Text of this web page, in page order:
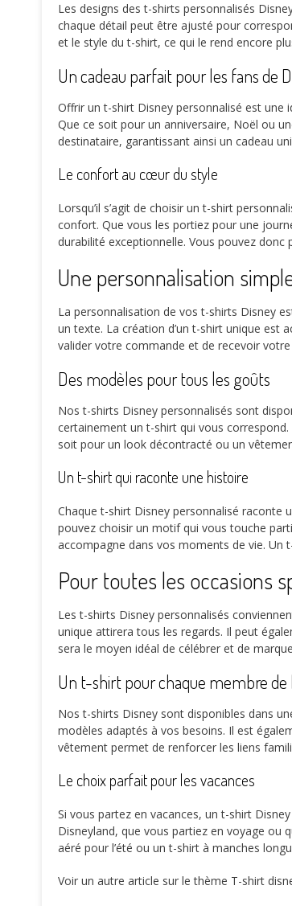
Les designs des t-shirts personnalisés
chaque détail peut être ajusté pour
et le style du t-shirt, ce qui le rend encore
Un cadeau parfait pour les fans de
Offrir un t-shirt Disney personnalisé est une
Que ce soit pour un anniversaire, Noël ou
destinataire, garantissant ainsi un cadeau
Le confort au cœur du style
Lorsqu’il s’agit de choisir un t-shirt
confort. Que vous les portiez pour une
durabilité exceptionnelle. Vous pouvez
Une personnalisation
La personnalisation de vos t-shirts Disney
un texte. La création d’un t-shirt unique est
valider votre commande et de recevoir
Des modèles pour tous les goûts
Nos t-shirts Disney personnalisés sont
certainement un t-shirt qui vous
soit pour un look décontracté ou un
Un t-shirt qui raconte une histoire
Chaque t-shirt Disney personnalisé raconte
pouvez choisir un motif qui vous touche
accompagne dans vos moments de vie. Un
Pour toutes les occasions
Les t-shirts Disney personnalisés
unique attirera tous les regards. Il peut
sera le moyen idéal de célébrer et de
Un t-shirt pour chaque membre de
Nos t-shirts Disney sont disponibles dans
modèles adaptés à vos besoins. Il est
vêtement permet de renforcer les liens
Le choix parfait pour les vacances
Si vous partez en vacances, un t-shirt
Disneyland, que vous partiez en voyage ou
aéré pour l’été ou un t-shirt à manches
Voir un autre article sur le thème T-shirt